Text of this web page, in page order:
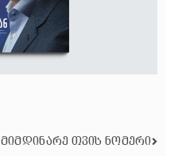
ᲛᲘᲛᲓᲘᲜᲐᲠᲔ ᲗᲕᲘᲡ ᲜᲝᲛᲔᲠᲘ